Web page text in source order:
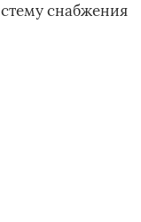
снабжения